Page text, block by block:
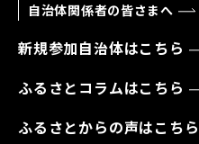
自治体関係者の皆さまへ
新規参加自治体はこちら
ふるさとコラムはこちら
ふるさとからの声はこちら